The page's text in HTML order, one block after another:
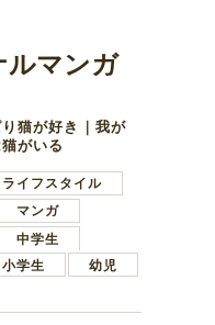
ルマンガ
り猫が好き｜我が
がいる
ライフスタイル
マンガ
中学生
小学生
幼児